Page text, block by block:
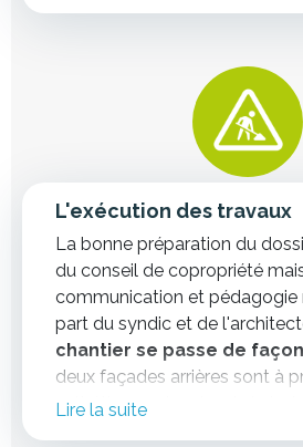
de partager avec leur syndic.
dix copropriétaires
transmettre ces
la situation. (NB : les
évolué depuis. Voirnotre
pour effet secondaire, d'
technique plus qualitative,
solution de type ETICS plutôt
L'exécution des travaux
La bonne préparation du
du conseil de copropriété
communication et pédagogie
part du syndic et de
chantier se passe de
deux façades arrières sont à
esthétiques et au bout de trois
Lire la suite